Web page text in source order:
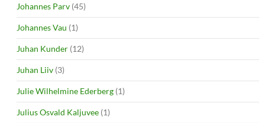
Johannes Parv (45)
Johannes Vau (1)
Juhan Kunder (12)
Juhan Liiv (3)
Julie Wilhelmine Ederberg (1)
Julius Osvald Kaljuvee (1)